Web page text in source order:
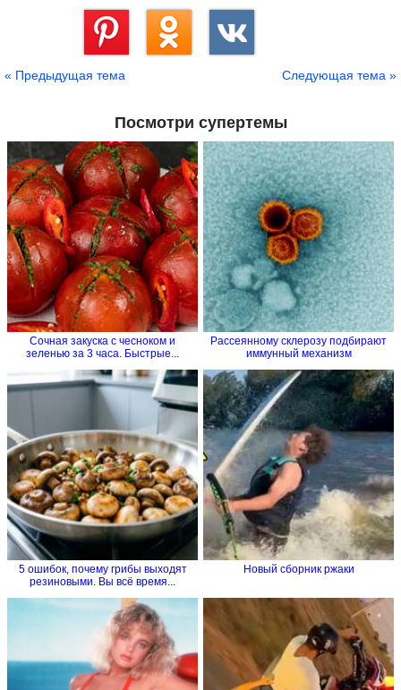
« Предыдущая тема Следующая тема »
Посмотри супертемы
Сочная закуска с чесноком и
зеленью за 3 часа. Быстрые...
Рассеянному склерозу подбирают
иммунный механизм
5 ошибок, почему грибы выходят
резиновыми. Вы всё время...
Новый сборник ржаки